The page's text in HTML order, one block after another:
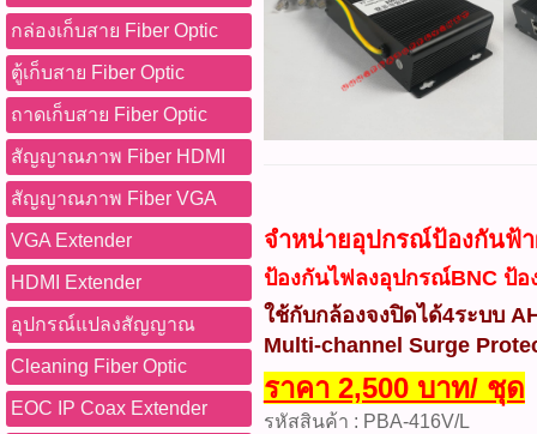
กล่องเก็บสาย Fiber Optic
ตู้เก็บสาย Fiber Optic
ถาดเก็บสาย Fiber Optic
สัญญาณภาพ Fiber HDMI
สัญญาณภาพ Fiber VGA
VGA Extender
HDMI Extender
อุปกรณ์แปลงสัญญาณ
Cleaning Fiber Optic
EOC IP Coax Extender
จำหน่ายอุปกรณ์ป้องกันฟ้า
ป้องกันไฟลงอุปกรณ์BNC ป้อ
ใช้กับกล้องจงปิดได้4ระบบ
Multi-channel Surge
ราคา 2,500 บาท/ ชุด
รหัสสินค้า : PBA-416V/L